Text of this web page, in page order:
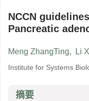
NCCN
Pancreatic
Meng ZhangTing, Li
Institute for Systems
摘要